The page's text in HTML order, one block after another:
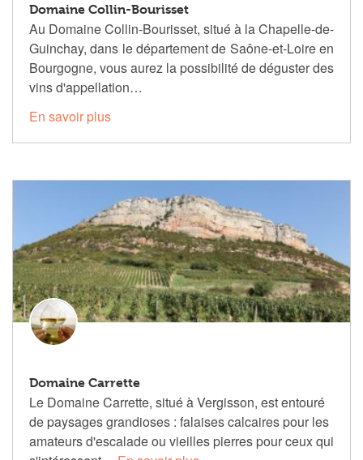
Domaine Collin-Bourisset
Au Domaine Collin-Bourisset, situé à la Chapelle-de-
Guinchay, dans le département de Saône-et-Loire en
Bourgogne, vous aurez la possibilité de déguster des
vins d'appellation…
En savoir plus
Domaine Carrette
Le Domaine Carrette, situé à Vergisson, est entouré
de paysages grandioses : falaises calcaires pour les
amateurs d'escalade ou vieilles pierres pour ceux qui